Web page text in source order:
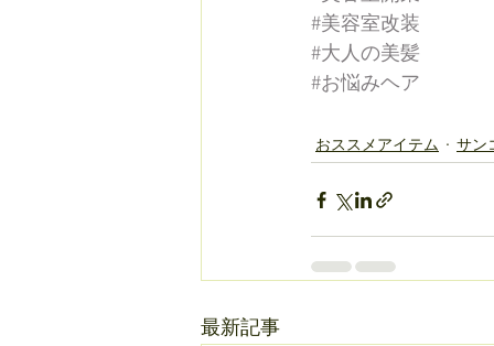
#美容室改装
#大人の美髪
#お悩みヘア
おススメアイテム サン
最新記事